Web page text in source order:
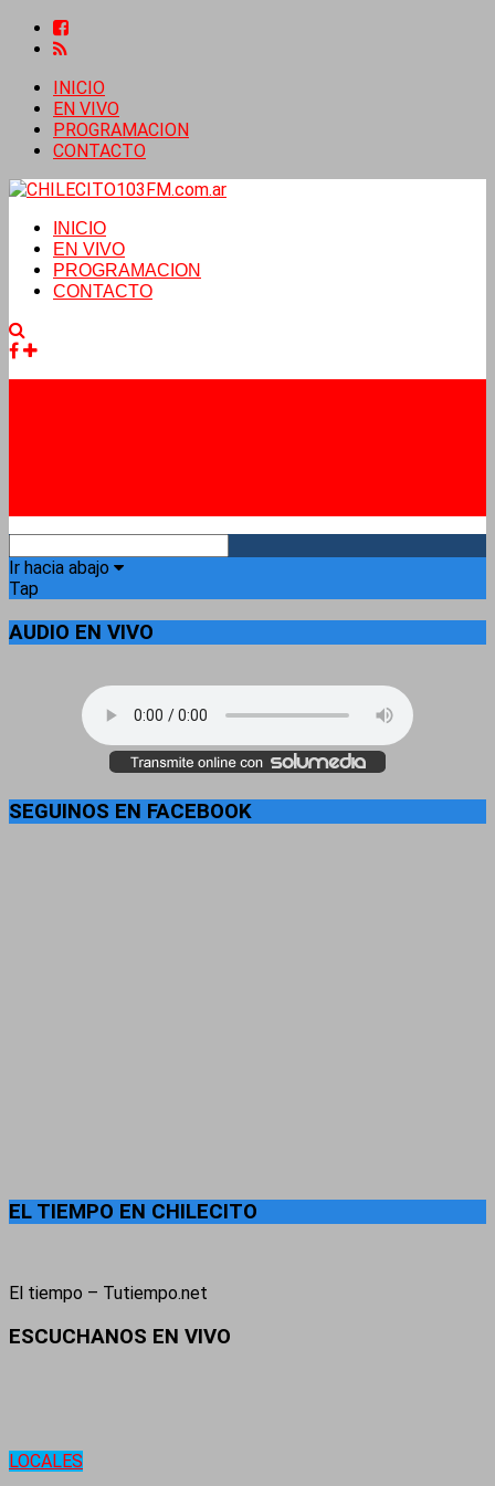
INICIO
EN VIVO
PROGRAMACION
CONTACTO
INICIO
EN VIVO
PROGRAMACION
CONTACTO
Ir hacia abajo
Tap
AUDIO EN VIVO
SEGUINOS EN FACEBOOK
EL TIEMPO EN CHILECITO
El tiempo – Tutiempo.net
ESCUCHANOS EN VIVO
LOCALES